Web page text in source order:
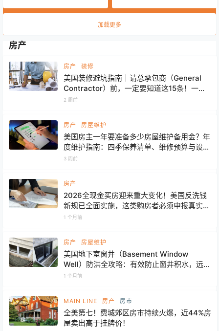
在城里。 在美国情况正好相反，富
国人喜欢郊区大房子？ 美国地广人
稀少，所以大大咧咧的美国人就喜
子，等等。当然，对于美国的Town
house来说，主…
可谓名副其实，因为这里不仅是Mai
加载更多
房产
房产 装修
美国装修避坑指南｜请总承包商（General
Contractor）前，一定要知道这15条！一不
小心可能损失大几万美元
2 周前
房产 房屋维护
美国房主一年要准备多少房屋维护备用金？年
度维护指南：四季保养清单、维修预算与设备
寿命全解析
3 周前
房产
2026全现金买房迎来重大变化！美国反洗钱
新规已全面实施，这类购房者必须申报真实身
份
1 个月前
房产 房屋维护
美国地下室窗井（Basement Window
Well）防洪全攻略：有效防止窗井积水，远离
地下室进水风险
1 个月前
MAIN LINE 房产 房市
全美第七！费城郊区房市持续火爆，近44%房
屋卖出高于挂牌价！